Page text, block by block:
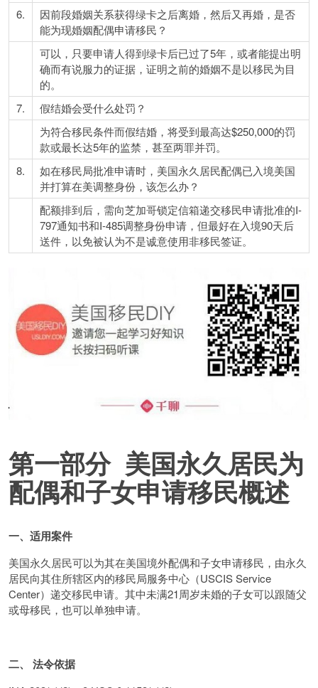
6.
因前段婚姻关系获得绿卡之后离婚，然后又再婚，是否
能为现婚姻配偶申请移民？
可以，只要申请人得到绿卡后已过了5年，或者能提出明
确而有说服力的证据，证明之前的婚姻不是以移民为目
的。
7.
假结婚会受什么处罚？
为符合移民条件而假结婚，将受到最高达$250,000的罚
款或最长达5年的监禁，甚至两罪并罚。
8.
如在移民局批准申请时，美国永久居民配偶已入境美国
并打算在美调整身份，该怎么办？
配额排到后，需向芝加哥锁定信箱递交移民申请批准的I-
797通知书和I-485调整身份申请，但最好在入境90天后
送件，以免被认为不是诚意使用非移民签证。
第一部分 美国永久居民为
配偶和子女申请移民概述
一、适用案件
美国永久居民可以为其在美国境外配偶和子女申请移民，由永久
居民向其住所辖区内的移民局服务中心（USCIS Service
Center）递交移民申请。其中未满21周岁未婚的子女可以跟随父
或母移民，也可以单独申请。
二、 法令依据